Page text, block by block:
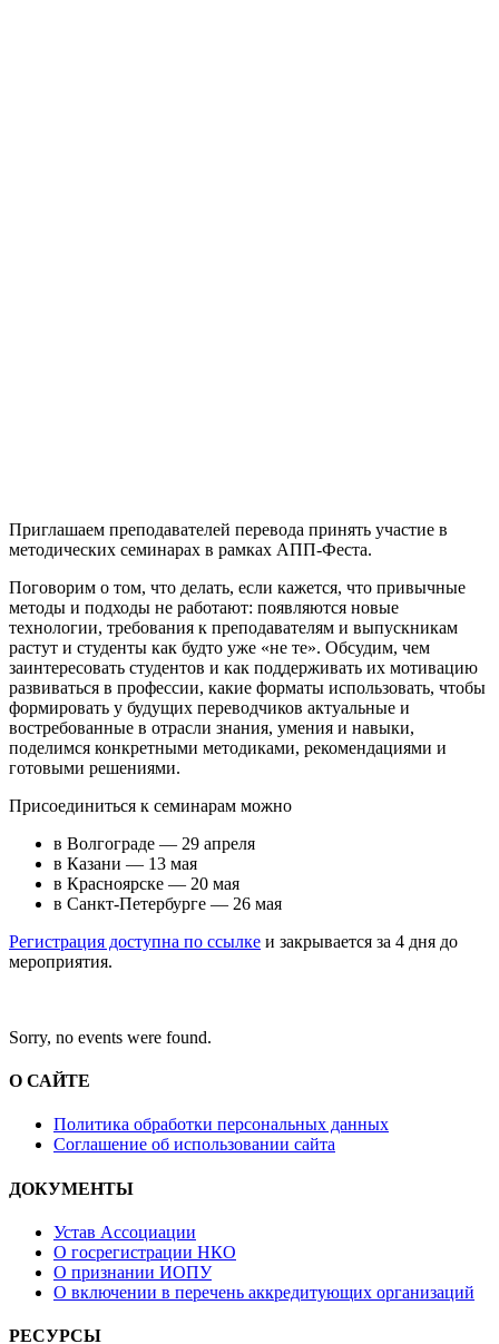
Приглашаем преподавателей перевода принять участие в
методических семинарах в рамках АПП-Феста.
Поговорим о том, что делать, если кажется, что привычные
методы и подходы не работают: появляются новые
технологии, требования к преподавателям и выпускникам
растут и студенты как будто уже «не те». Обсудим, чем
заинтересовать студентов и как поддерживать их мотивацию
развиваться в профессии, какие форматы использовать, чтобы
формировать у будущих переводчиков актуальные и
востребованные в отрасли знания, умения и навыки,
поделимся конкретными методиками, рекомендациями и
готовыми решениями.
Присоединиться к семинарам можно
в Волгограде — 29 апреля
в Казани — 13 мая
в Красноярске — 20 мая
в Санкт-Петербурге — 26 мая
Регистрация доступна по ссылке и закрывается за 4 дня до
мероприятия.
Sorry, no events were found.
О САЙТЕ
Политика обработки персональных данных
Соглашение об использовании сайта
ДОКУМЕНТЫ
Устав Ассоциации
О госрегистрации НКО
О признании ИОПУ
О включении в перечень аккредитующих организаций
РЕСУРСЫ